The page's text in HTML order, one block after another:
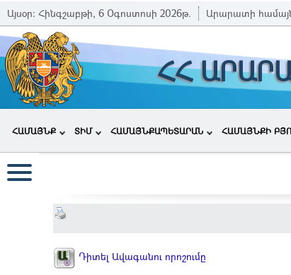
Այսօր: Հինգշաբթի, 6 Օգոստոսի 2026թ. Արարատի
ՀՀ
ՀԱՄԱՅՆՔ ՏԻՄ ՀԱՄԱՅՆՔԱՊԵՏԱՐԱՆ ՀԱՄԱՅՆՔԻ
Դիտել Ավագանու որոշումը